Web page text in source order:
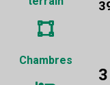
Chambres
3